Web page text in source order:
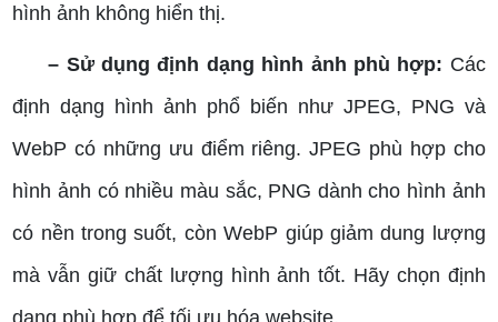
hình ảnh không hiển thị.
– Sử dụng định dạng hình ảnh phù hợp: Các
định dạng hình ảnh phổ biến như JPEG, PNG và
WebP có những ưu điểm riêng. JPEG phù hợp cho
hình ảnh có nhiều màu sắc, PNG dành cho hình ảnh
có nền trong suốt, còn WebP giúp giảm dung lượng
mà vẫn giữ chất lượng hình ảnh tốt. Hãy chọn định
dạng phù hợp để tối ưu hóa website.